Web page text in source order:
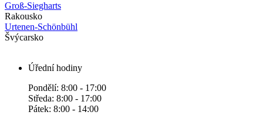
Groß-Siegharts
Rakousko
Urtenen-Schönbühl
Švýcarsko
Úřední hodiny
Pondělí: 8:00 - 17:00
Středa: 8:00 - 17:00
Pátek: 8:00 - 14:00